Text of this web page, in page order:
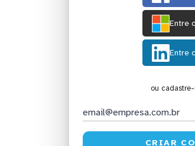
Entre
Entre
ou